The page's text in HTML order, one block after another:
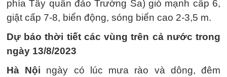
phía Tây quần đảo Trường Sa) gió mạnh cấp 6,
giật cấp 7-8, biển động, sóng biển cao 2-3,5 m.
Dự báo thời tiết các vùng trên cả nước trong
ngày 13/8/2023
Hà Nội ngày có lúc mưa rào và dông, đêm